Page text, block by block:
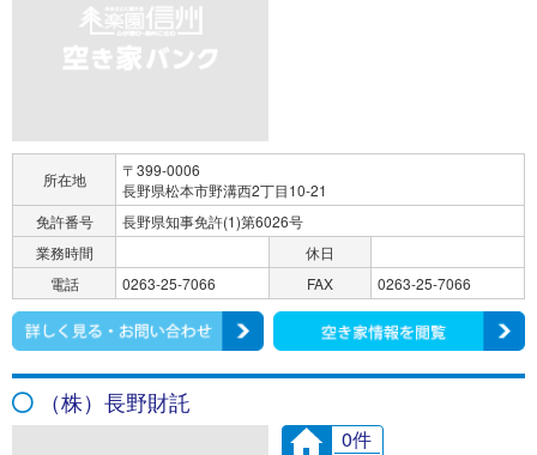
所在地
〒399-0006
長野県松本市野溝西2丁目10-21
免許番号
長野県知事免許(1)第6026号
業務時間
休日
電話
0263-25-7066 FAX 0263-25-7066
（株）長野財託
0件